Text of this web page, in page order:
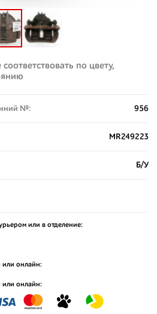
по цвету,
№: 956
MR249223
Б/У
или в отделение:
или онлайн:
или онлайн: